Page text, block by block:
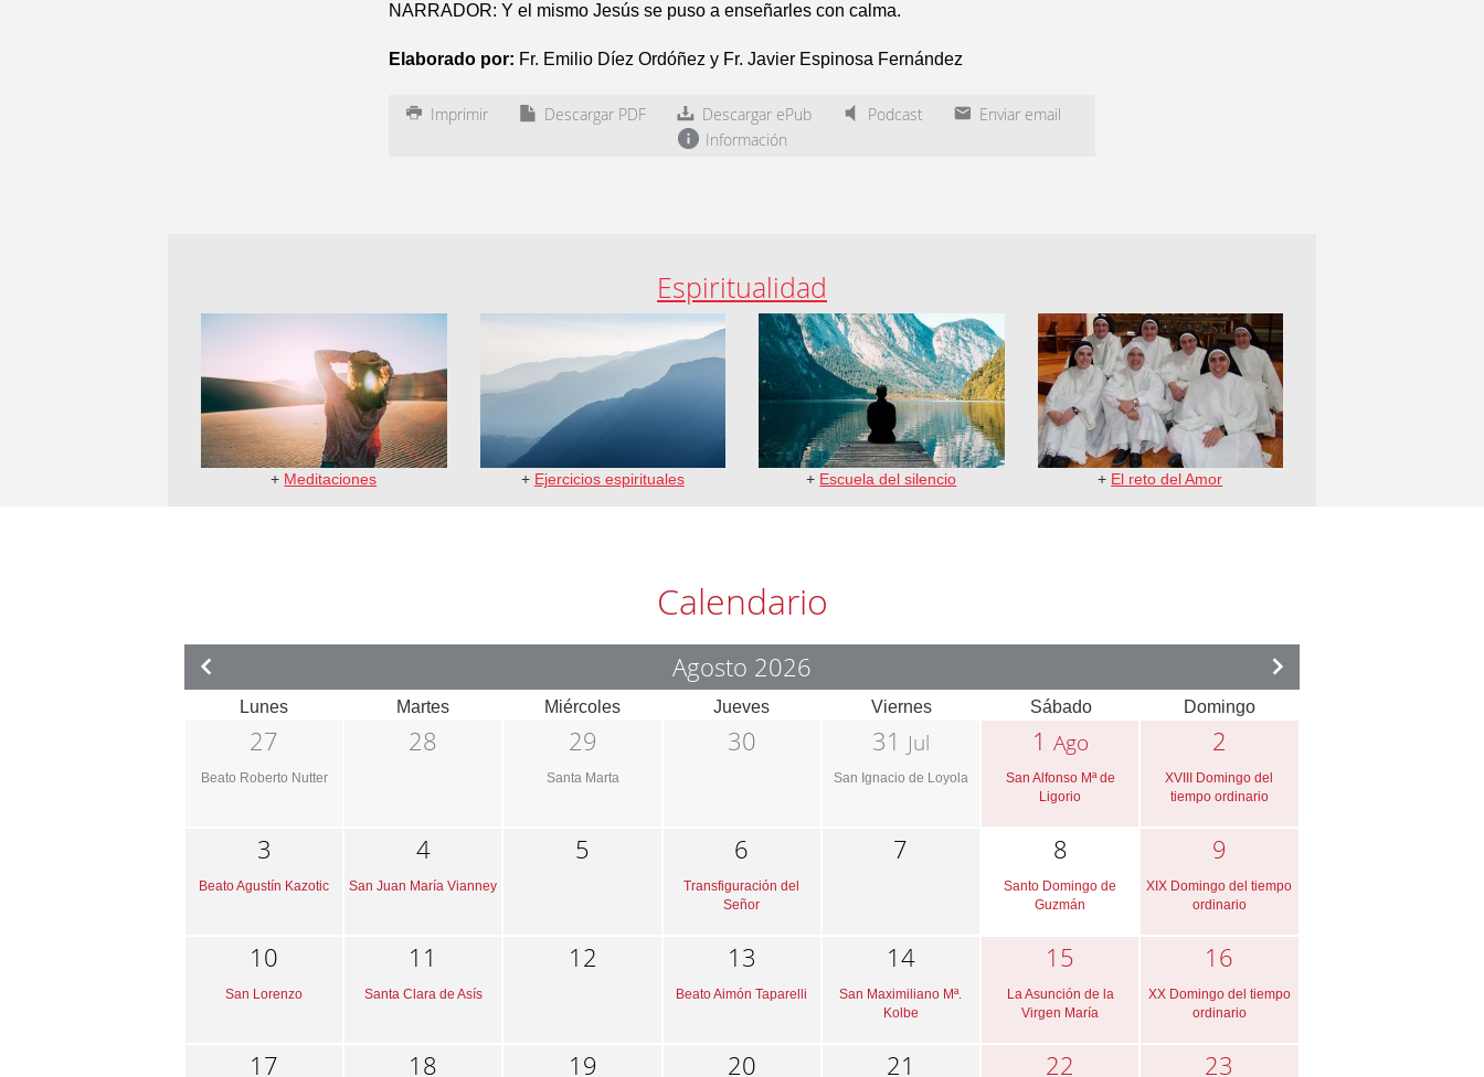
NARRADOR: Y el mismo Jesús se puso a enseñarles con calma.
Elaborado por: Fr. Emilio Díez Ordóñez y Fr. Javier Espinosa Fernández
Imprimir Descargar PDF Descargar ePub Podcast
Enviar email
Información
Espiritualidad
+ Meditaciones + Ejercicios espirituales + Escuela del silencio + El reto del Amor
Calendario
Agosto 2026
Lunes Martes Miércoles Jueves Viernes Sábado Domingo
27
Beato Roberto Nutter
28 29
Santa Marta
30 31 Jul
San Ignacio de Loyola
1 Ago
San Alfonso Mª de
Ligorio
2
XVIII Domingo del
tiempo ordinario
3
Beato Agustín Kazotic
4
San Juan María Vianney
5 6
Transfiguración del
Señor
7 8
Santo Domingo de
Guzmán
9
XIX Domingo del tiempo
ordinario
10
San Lorenzo
11
Santa Clara de Asís
12 13
Beato Aimón Taparelli
14
San Maximiliano Mª.
Kolbe
15
La Asunción de la
Virgen María
16
XX Domingo del tiempo
ordinario
17 18 19 20 21 22 23